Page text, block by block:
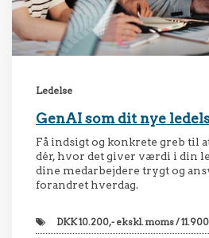
Ledelse
GenAI som dit nye
Få indsigt og konkrete greb til
dér, hvor det giver værdi i din
dine medarbejdere trygt og
forandret hverdag.
DKK10.200,- ekskl. moms /